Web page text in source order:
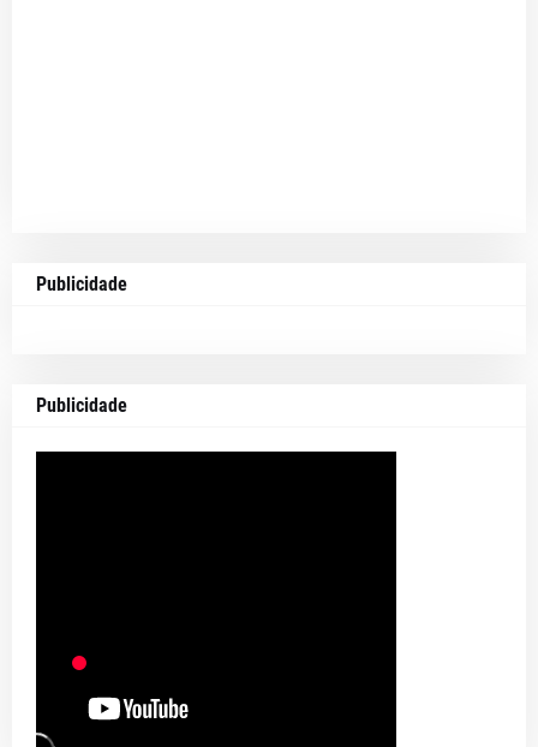
Publicidade
Publicidade